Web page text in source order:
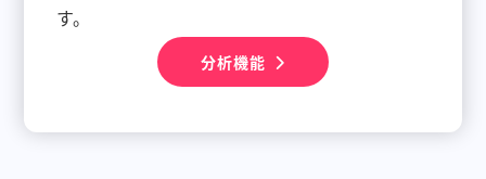
す。
分析機能